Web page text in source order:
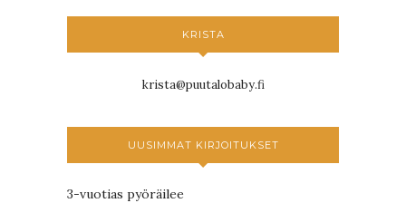
KRISTA
krista@puutalobaby.fi
UUSIMMAT KIRJOITUKSET
3-vuotias pyöräilee